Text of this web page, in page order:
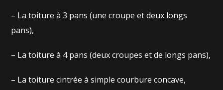
– La toiture à 3 pans (une croupe et deux longs
pans),
– La toiture à 4 pans (deux croupes et de longs pans),
– La toiture cintrée à simple courbure concave,